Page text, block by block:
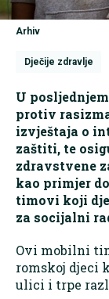
Arhiv
Dječije zdravlje
U
protiv
izvještaja o
zaštiti, te
zdravstvene
kao primjer
timovi koji
za socijalni
Ovi mobilni
romskoj djeci
ulici i trpe